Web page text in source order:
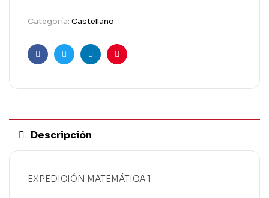
Categoría: Castellano
FacebookTwitterLinkedinPinterest
Descripción
EXPEDICIÓN MATEMÁTICA 1